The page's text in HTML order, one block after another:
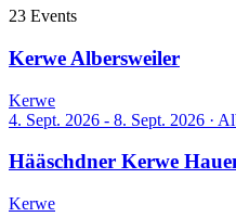
23 Events
Kerwe Albersweiler
Kerwe
4. Sept. 2026 - 8. Sept. 2026 ·
Hääschdner Kerwe
Kerwe